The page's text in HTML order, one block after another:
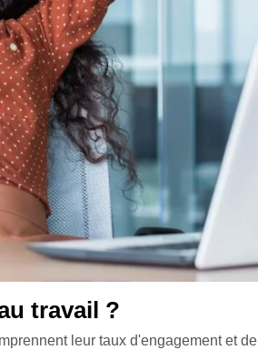
travail ?
leur taux d'engagement et de